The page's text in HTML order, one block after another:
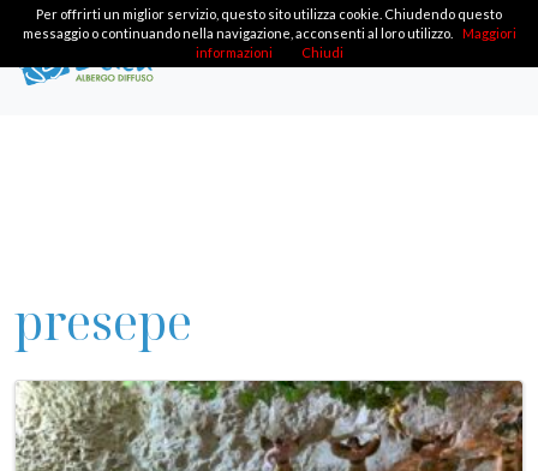
presepe
Per offrirti un miglior servizio, questo sito utilizza cookie. Chiudendo questo
messaggio o continuando nella navigazione, acconsenti al loro utilizzo.
Maggiori
informazioni
Chiudi